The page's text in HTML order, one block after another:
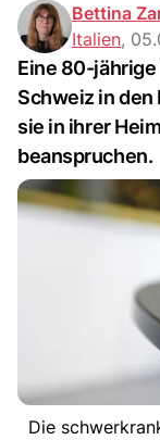
Bettina
Italien,
Eine 80-
Schweiz in
sie in ihrer
beanspruchen.
Die